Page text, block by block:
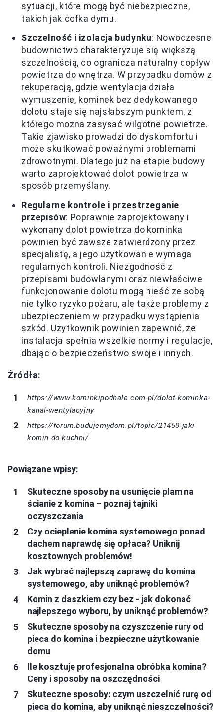
sytuacji, które mogą być niebezpieczne,
takich jak cofka dymu.
Szczelność i izolacja budynku: Nowoczesne
budownictwo charakteryzuje się większą
szczelnością, co ogranicza naturalny dopływ
powietrza do wnętrza. W przypadku domów z
rekuperacją, gdzie wentylacja działa
wymuszenie, kominek bez dedykowanego
dolotu staje się najsłabszym punktem, z
którego można zasysać wilgotne powietrze.
Takie zjawisko prowadzi do dyskomfortu i
może skutkować poważnymi problemami
zdrowotnymi. Dlatego już na etapie budowy
warto zaprojektować dolot powietrza w
sposób przemyślany.
Regularne kontrole i przestrzeganie
przepisów: Poprawnie zaprojektowany i
wykonany dolot powietrza do kominka
powinien być zawsze zatwierdzony przez
specjalistę, a jego użytkowanie wymaga
regularnych kontroli. Niezgodność z
przepisami budowlanymi oraz niewłaściwe
funkcjonowanie dolotu mogą nieść ze sobą
nie tylko ryzyko pożaru, ale także problemy z
ubezpieczeniem w przypadku wystąpienia
szkód. Użytkownik powinien zapewnić, że
instalacja spełnia wszelkie normy i regulacje,
dbając o bezpieczeństwo swoje i innych.
Źródła:
https://www.kominkipodhale.com.pl/dolot-kominka-
kanal-wentylacyjny
https://forum.budujemydom.pl/topic/21450-jaki-
komin-do-kuchni/
Powiązane wpisy:
Skuteczne sposoby na usunięcie plam na
ścianie z komina – poznaj tajniki
oczyszczania
Czy ocieplenie komina systemowego ponad
dachem naprawdę się opłaca? Uniknij
kosztownych problemów!
Jak wybrać najlepszą zaprawę do komina
systemowego, aby uniknąć problemów?
Komin z daszkiem czy bez - jak dokonać
najlepszego wyboru, by uniknąć problemów?
Skuteczne sposoby na czyszczenie rury od
pieca do komina i bezpieczne użytkowanie
domu
Ile kosztuje profesjonalna obróbka komina?
Ceny i sposoby na oszczędności
Skuteczne sposoby: czym uszczelnić rurę od
pieca do komina, aby uniknąć nieszczelności?